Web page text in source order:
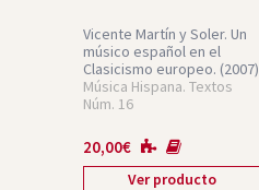
Vicente Martín y Soler. Un
músico español en el
Clasicismo europeo. (2007)
Música Hispana. Textos
Núm. 16
20,00€
Ver producto